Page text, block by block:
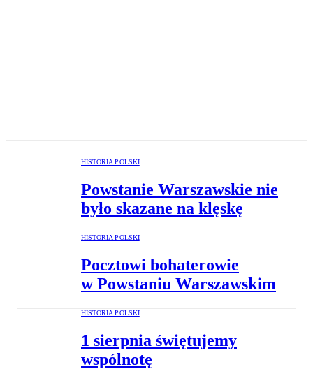
HISTORIA POLSKI
Powstanie Warszawskie nie
było skazane na klęskę
HISTORIA POLSKI
Pocztowi bohaterowie
w Powstaniu Warszawskim
HISTORIA POLSKI
1 sierpnia świętujemy
wspólnotę